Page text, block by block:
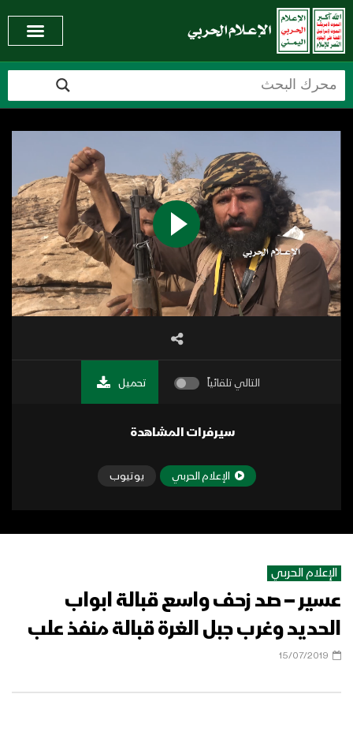
التالي تلقائياً تحميل
سيرفرات المشاهدة
الإعلام الحربي يوتيوب
الإعلام الحربي
عسير – صد زحف واسع قبالة ابواب
الحديد وغرب جبل الغرة قبالة منفذ علب
15/07/2019